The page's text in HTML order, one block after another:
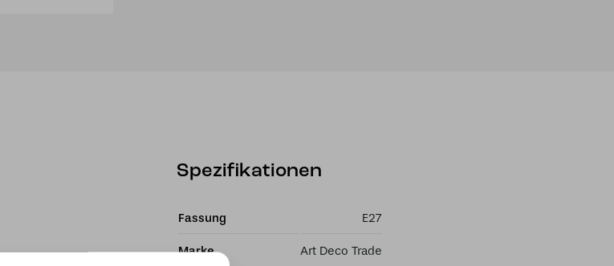
Spezifikationen
Fassung E27
Marke Art Deco Trade